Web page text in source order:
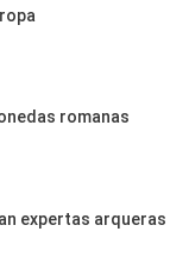
romanas
expertas arqueras